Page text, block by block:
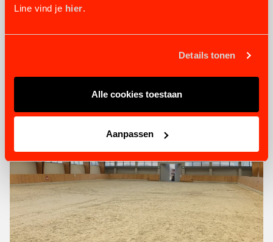
Line vind je hier.
Details tonen
Alle cookies toestaan
Aanpassen